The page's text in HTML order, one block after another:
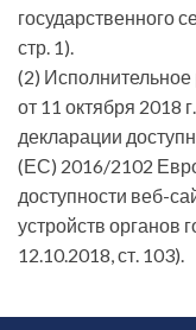
государственного
стр. 1).
(2)
от 11 октября 2018
декларации
(ЕС) 2016/2102
доступности веб-
устройств органов
12.10.2018, ст. 103).